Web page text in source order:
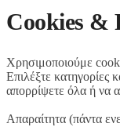
Cookies &
Χρησιμοποιούμε
Επιλέξτε κατηγορίες
απορρίψετε όλα ή να
Απαραίτητα (πάντα